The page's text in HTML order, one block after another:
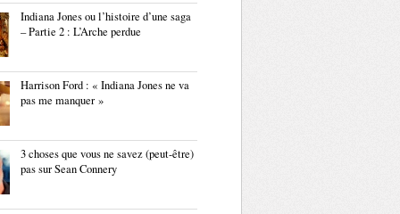
Indiana Jones ou l’histoire d’une saga
– Partie 2 : L’Arche perdue
Harrison Ford : « Indiana Jones ne va
pas me manquer »
3 choses que vous ne savez (peut-être)
pas sur Sean Connery